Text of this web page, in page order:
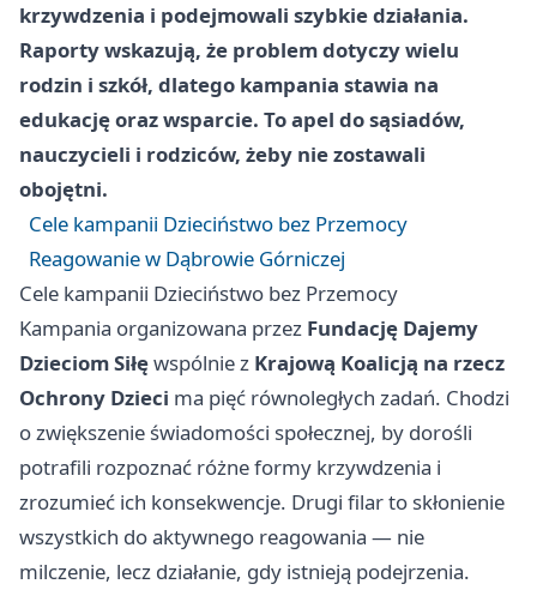
krzywdzenia i podejmowali szybkie działania.
Raporty wskazują, że problem dotyczy wielu
rodzin i szkół, dlatego kampania stawia na
edukację oraz wsparcie. To apel do sąsiadów,
nauczycieli i rodziców, żeby nie zostawali
obojętni.
Cele kampanii Dzieciństwo bez Przemocy
Reagowanie w Dąbrowie Górniczej
Cele kampanii Dzieciństwo bez Przemocy
Kampania organizowana przez Fundację Dajemy
Dzieciom Siłęwspólnie z Krajową Koalicją na rzecz
Ochrony Dzieci ma pięć równoległych zadań. Chodzi
o zwiększenie świadomości społecznej, by dorośli
potrafili rozpoznać różne formy krzywdzenia i
zrozumieć ich konsekwencje. Drugi filar to skłonienie
wszystkich do aktywnego reagowania — nie
milczenie, lecz działanie, gdy istnieją podejrzenia.